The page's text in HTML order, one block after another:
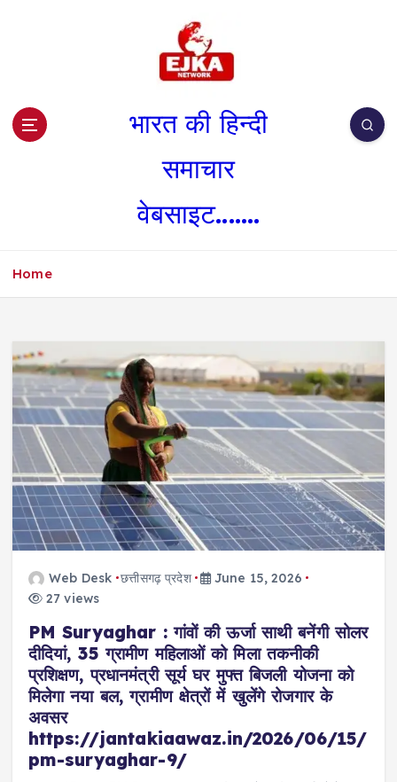
भारत की हिन्दी
समाचार
वेबसाइट.......
Home
Web Desk छत्तीसगढ़ प्रदेश
June 15, 2026
27 views
PM Suryaghar : गांवों की ऊर्जा साथी बनेंगी सोलर
दीदियां, 35 ग्रामीण महिलाओं को मिला तकनीकी
प्रशिक्षण, प्रधानमंत्री सूर्य घर मुफ्त बिजली योजना को
मिलेगा नया बल, ग्रामीण क्षेत्रों में खुलेंगे रोजगार के
अवसर
https://jantakiaawaz.in/2026/06/15/
pm-suryaghar-9/